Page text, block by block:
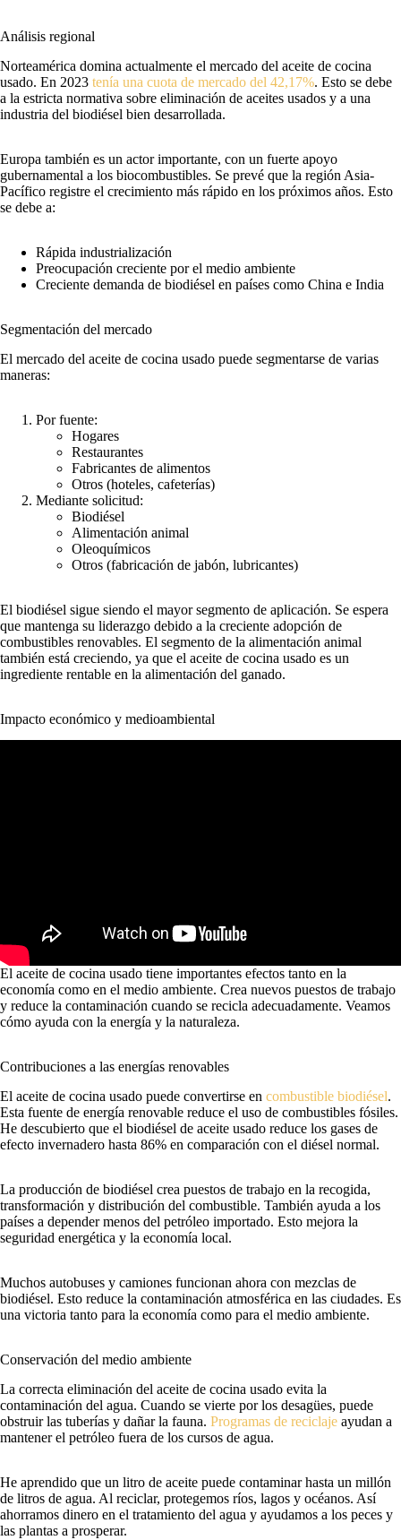
Análisis regional
Norteamérica domina actualmente el mercado del aceite de cocina
usado. En 2023 tenía una cuota de mercado del 42,17%. Esto se debe
a la estricta normativa sobre eliminación de aceites usados y a una
industria del biodiésel bien desarrollada.
Europa también es un actor importante, con un fuerte apoyo
gubernamental a los biocombustibles. Se prevé que la región Asia-
Pacífico registre el crecimiento más rápido en los próximos años. Esto
se debe a:
Rápida industrialización
Preocupación creciente por el medio ambiente
Creciente demanda de biodiésel en países como China e India
Segmentación del mercado
El mercado del aceite de cocina usado puede segmentarse de varias
maneras:
Por fuente:
Hogares
Restaurantes
Fabricantes de alimentos
Otros (hoteles, cafeterías)
Mediante solicitud:
Biodiésel
Alimentación animal
Oleoquímicos
Otros (fabricación de jabón, lubricantes)
El biodiésel sigue siendo el mayor segmento de aplicación. Se espera
que mantenga su liderazgo debido a la creciente adopción de
combustibles renovables. El segmento de la alimentación animal
también está creciendo, ya que el aceite de cocina usado es un
ingrediente rentable en la alimentación del ganado.
Impacto económico y medioambiental
El aceite de cocina usado tiene importantes efectos tanto en la
economía como en el medio ambiente. Crea nuevos puestos de trabajo
y reduce la contaminación cuando se recicla adecuadamente. Veamos
cómo ayuda con la energía y la naturaleza.
Contribuciones a las energías renovables
El aceite de cocina usado puede convertirse en combustible biodiésel.
Esta fuente de energía renovable reduce el uso de combustibles fósiles.
He descubierto que el biodiésel de aceite usado reduce los gases de
efecto invernadero hasta 86% en comparación con el diésel normal.
La producción de biodiésel crea puestos de trabajo en la recogida,
transformación y distribución del combustible. También ayuda a los
países a depender menos del petróleo importado. Esto mejora la
seguridad energética y la economía local.
Muchos autobuses y camiones funcionan ahora con mezclas de
biodiésel. Esto reduce la contaminación atmosférica en las ciudades. Es
una victoria tanto para la economía como para el medio ambiente.
Conservación del medio ambiente
La correcta eliminación del aceite de cocina usado evita la
contaminación del agua. Cuando se vierte por los desagües, puede
obstruir las tuberías y dañar la fauna. Programas de reciclaje ayudan a
mantener el petróleo fuera de los cursos de agua.
He aprendido que un litro de aceite puede contaminar hasta un millón
de litros de agua. Al reciclar, protegemos ríos, lagos y océanos. Así
ahorramos dinero en el tratamiento del agua y ayudamos a los peces y
las plantas a prosperar.